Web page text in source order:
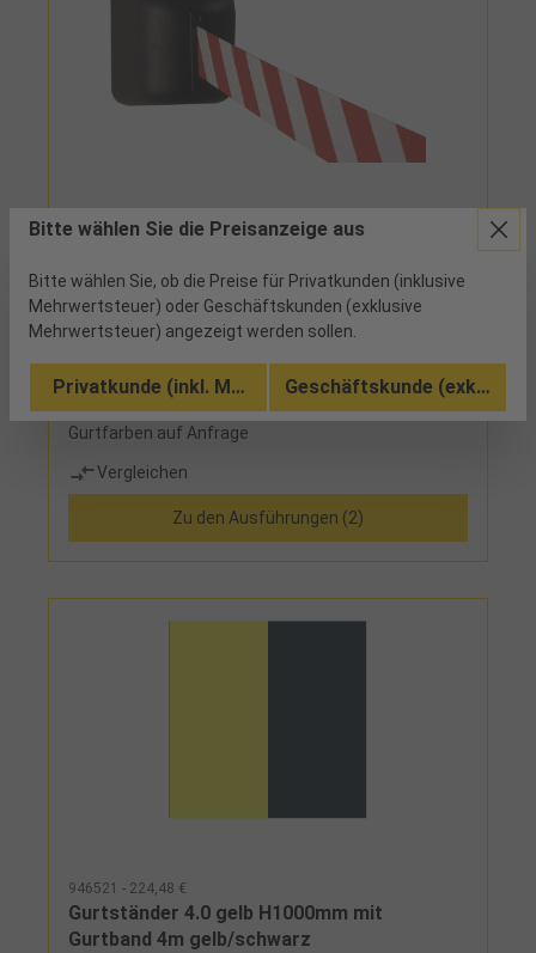
946542 - 204,53 €
rot/weiß
1 verfügbar
mit Gurtband 5 m lang und 50 mm breit,
Wandkassette zur Verschraubung, weitere
Gurtfarben auf Anfrage
Vergleichen
Zu den Ausführungen (2)
946521 - 224,48 €
Gurtständer 4.0 gelb H1000mm mit
Gurtband 4m gelb/schwarz
Bitte wählen Sie die Preisanzeige aus
Bitte wählen Sie, ob die Preise für Privatkunden (inklusive
Mehrwertsteuer) oder Geschäftskunden (exklusive
Mehrwertsteuer) angezeigt werden sollen.
Privatkunde (inkl. MwSt.) Geschäftskunde (exkl.